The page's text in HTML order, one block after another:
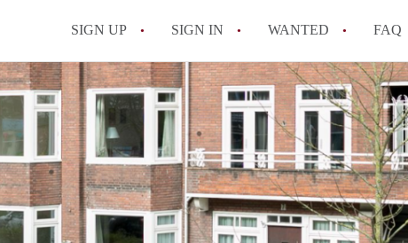
SIGN UP SIGN IN WANTED FAQ
All FAQs